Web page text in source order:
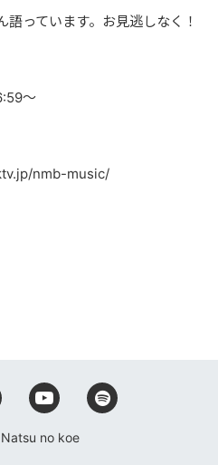
っています。お見逃しなく！
〜
nmb-music/
no koe